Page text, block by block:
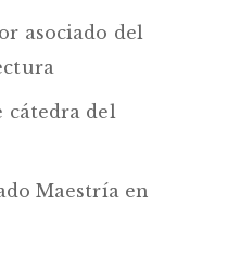
asociado del
cátedra del
Maestría en